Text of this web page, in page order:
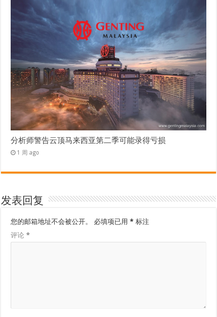
分析师警告云顶马来西亚第二季可能录得亏损
1 周 ago
发表回复
您的邮箱地址不会被公开。 必填项已用* 标注
评论*